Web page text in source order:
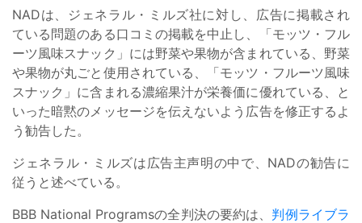
NADは、ジェネラル・ミルズ社に対し、広告に掲載され
ている問題のある口コミの掲載を中止し、「モッツ・フル
ーツ風味スナック」には野菜や果物が含まれている、野菜
や果物が丸ごと使用されている、「モッツ・フルーツ風味
スナック」に含まれる濃縮果汁が栄養価に優れている、と
いった暗黙のメッセージを伝えないよう広告を修正するよ
う勧告した。
ジェネラル・ミルズは広告主声明の中で、NADの勧告に
従うと述べている。
BBB National Programsの全判決の要約は、 判例ライブラ